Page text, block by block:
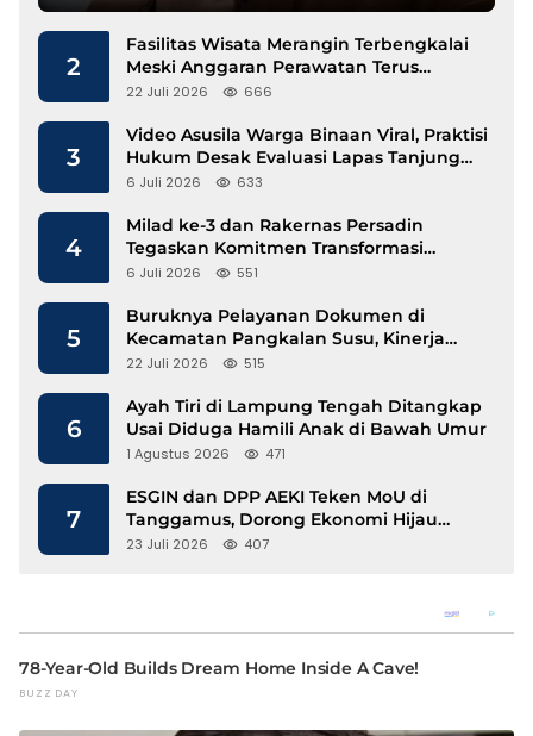
2
Fasilitas Wisata Merangin Terbengkalai
Meski Anggaran Perawatan Terus
Mengalir
22 Juli 2026 666
3
Video Asusila Warga Binaan Viral, Praktisi
Hukum Desak Evaluasi Lapas Tanjung
Raja
6 Juli 2026 633
4
Milad ke-3 dan Rakernas Persadin
Tegaskan Komitmen Transformasi
Advokat Profesional di Era Digital
6 Juli 2026 551
5
Buruknya Pelayanan Dokumen di
Kecamatan Pangkalan Susu, Kinerja
Disdukcapil Langkat Disorot
22 Juli 2026 515
6
Ayah Tiri di Lampung Tengah Ditangkap
Usai Diduga Hamili Anak di Bawah Umur
1 Agustus 2026 471
7
ESGIN dan DPP AEKI Teken MoU di
Tanggamus, Dorong Ekonomi Hijau
Berbasis Kopi dan Perdagangan Karbon
23 Juli 2026 407